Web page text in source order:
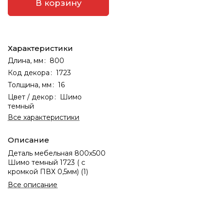
В корзину
Характеристики
Длина, мм : 800
Код декора : 1723
Толщина, мм : 16
Цвет / декор : Шимо
темный
Все характеристики
Описание
Деталь мебельная 800х500
Шимо темный 1723 ( с
кромкой ПВХ 0,5мм) (1)
Все описание